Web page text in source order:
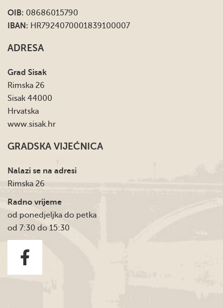
OIB: 08686015790
IBAN: HR7924070001839100007
ADRESA
Grad Sisak
Rimska 26
Sisak 44000
Hrvatska
www.sisak.hr
GRADSKA VIJEĆNICA
Nalazi se na adresi
Rimska 26
Radno vrijeme
od ponedjeljka do petka
od 7:30 do 15:30